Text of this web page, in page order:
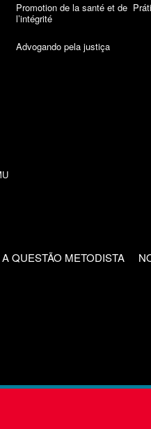
Promotion de la santé et de
l’intégrité
Advogando pela justiça
A QUESTÃO METODISTA